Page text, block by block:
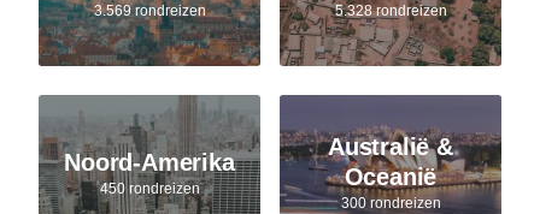
3.569 rondreizen 5.328 rondreizen
Noord-Amerika
450 rondreizen
Australië &
Oceanië
300 rondreizen